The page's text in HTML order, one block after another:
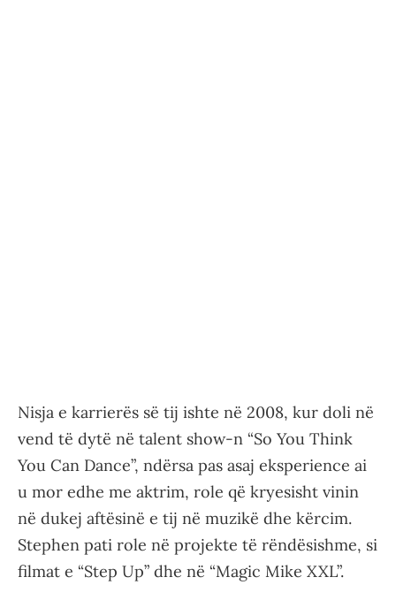
Nisja e karrierës së tij ishte në 2008, kur doli në
vend të dytë në talent show-n “So You Think
You Can Dance”, ndërsa pas asaj eksperience ai
u mor edhe me aktrim, role që kryesisht vinin
në dukej aftësinë e tij në muzikë dhe kërcim.
Stephen pati role në projekte të rëndësishme, si
filmat e “Step Up” dhe në “Magic Mike XXL”.